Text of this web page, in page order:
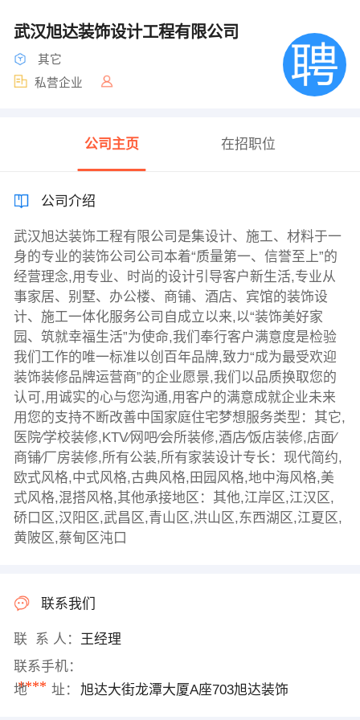
武汉旭达装饰设计工程有限公司
其它
私营企业
公司主页 在招职位
公司介绍
武汉旭达装饰工程有限公司是集设计、施工、材料于一
身的专业的装饰公司公司本着“质量第一、信誉至上”的
经营理念,用专业、时尚的设计引导客户新生活,专业从
事家居、别墅、办公楼、商铺、酒店、宾馆的装饰设
计、施工一体化服务公司自成立以来,以“装饰美好家
园、筑就幸福生活”为使命,我们奉行客户满意度是检验
我们工作的唯一标准以创百年品牌,致力“成为最受欢迎
装饰装修品牌运营商”的企业愿景,我们以品质换取您的
认可,用诚实的心与您沟通,用客户的满意成就企业未来
用您的支持不断改善中国家庭住宅梦想服务类型：其它,
医院∕学校装修,KTV∕网吧∕会所装修,酒店∕饭店装修,店面∕
商铺∕厂房装修,所有公装,所有家装设计专长：现代简约,
欧式风格,中式风格,古典风格,田园风格,地中海风格,美
式风格,混搭风格,其他承接地区：其他,江岸区,江汉区,
硚口区,汉阳区,武昌区,青山区,洪山区,东西湖区,江夏区,
黄陂区,蔡甸区沌口
联系我们
联 系 人： 王经理
联系手机：
****
地 址： 旭达大街龙潭大厦A座703旭达装饰